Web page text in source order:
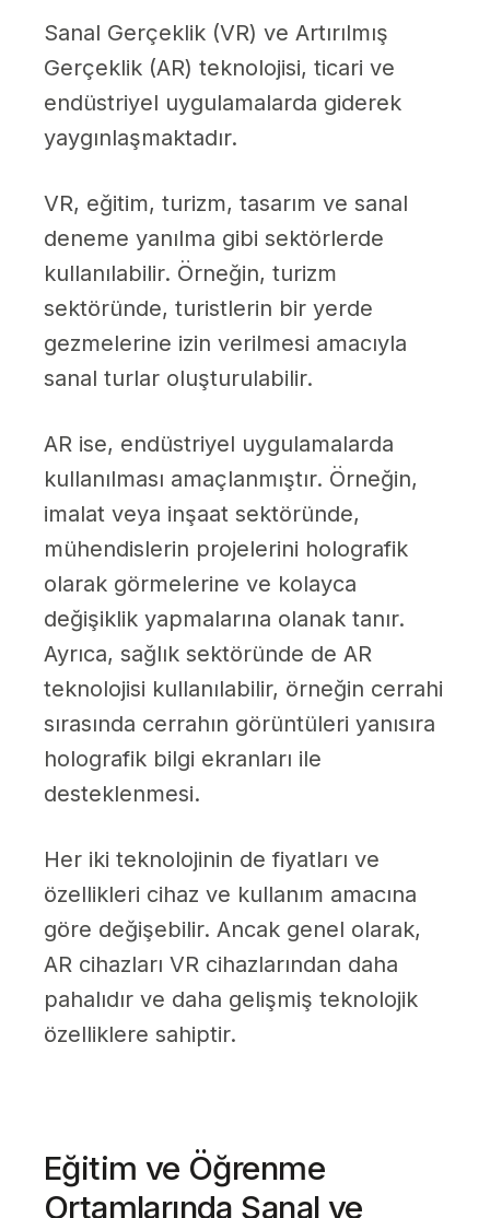
Sanal Gerçeklik (VR) ve Artırılmış
Gerçeklik (AR) teknolojisi, ticari ve
endüstriyel uygulamalarda giderek
yaygınlaşmaktadır.
VR, eğitim, turizm, tasarım ve sanal
deneme yanılma gibi sektörlerde
kullanılabilir. Örneğin, turizm
sektöründe, turistlerin bir yerde
gezmelerine izin verilmesi amacıyla
sanal turlar oluşturulabilir.
AR ise, endüstriyel uygulamalarda
kullanılması amaçlanmıştır. Örneğin,
imalat veya inşaat sektöründe,
mühendislerin projelerini holografik
olarak görmelerine ve kolayca
değişiklik yapmalarına olanak tanır.
Ayrıca, sağlık sektöründe de AR
teknolojisi kullanılabilir, örneğin cerrahi
sırasında cerrahın görüntüleri yanısıra
holografik bilgi ekranları ile
desteklenmesi.
Her iki teknolojinin de fiyatları ve
özellikleri cihaz ve kullanım amacına
göre değişebilir. Ancak genel olarak,
AR cihazları VR cihazlarından daha
pahalıdır ve daha gelişmiş teknolojik
özelliklere sahiptir.
Eğitim ve Öğrenme
Ortamlarında Sanal ve